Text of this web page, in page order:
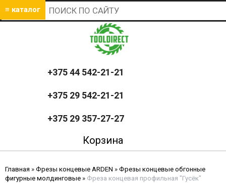
≡ каталог
+375 44 542-21-21
+375 29 542-21-21
+375 29 357-27-27
Корзина
Главная » Фрезы концевые ARDEN » Фрезы концевые обгонные
фигурные молдинговые » Фреза концевая профильная "Гусёк"